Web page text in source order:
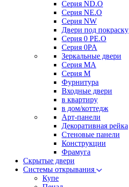
Серия ND.O
Серия NE.O
Серия NW
Двери под покраску
Серия 0 PE.O
Серия 0PA
Зеркальные двери
Серия MA
Серия M
Фурнитура
Входные двери
в квартиру
в дом/коттедж
Арт-панели
Декоративная рейка
Стеновые панели
Конструкции
Фрамуга
Скрытые двери
Системы открывания
Купе